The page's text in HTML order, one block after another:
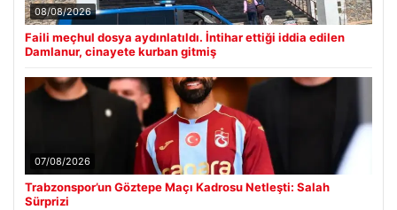
08/08/2026
Faili meçhul dosya aydınlatıldı. İntihar ettiği iddia edilen
Damlanur, cinayete kurban gitmiş
07/08/2026
Trabzonspor’un Göztepe Maçı Kadrosu Netleşti: Salah
Sürprizi